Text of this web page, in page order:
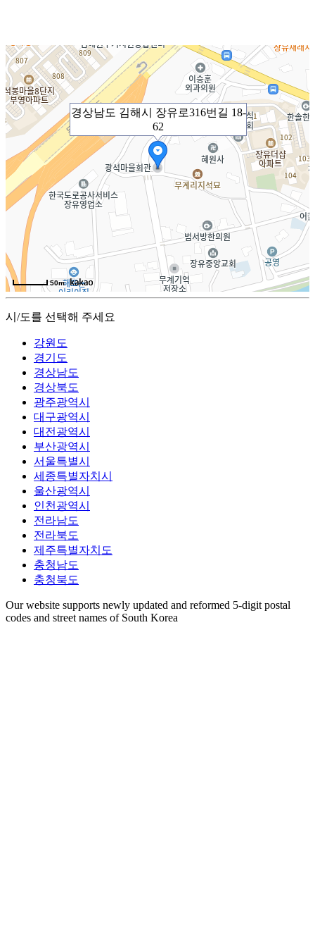
경상남도 김해시 장유로316번길 18-
62
50m
시/도를 선택해 주세요
강원도
경기도
경상남도
경상북도
광주광역시
대구광역시
대전광역시
부산광역시
서울특별시
세종특별자치시
울산광역시
인천광역시
전라남도
전라북도
제주특별자치도
충청남도
충청북도
Our website supports newly updated and reformed 5-digit postal
codes and street names of South Korea